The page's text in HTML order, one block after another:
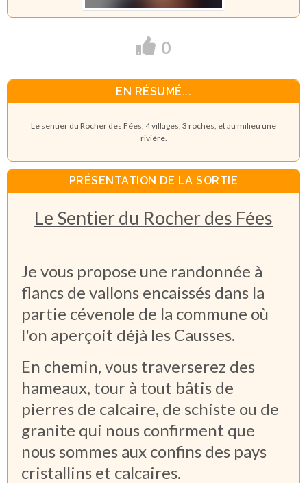
0
EN RÉSUMÉ...
Le sentier du Rocher des Fées, 4 villages, 3 roches, et au milieu une
rivière.
PRÉSENTATION DE LA SORTIE
Le Sentier du Rocher des Fées
Je vous propose une randonnée à
flancs de vallons encaissés dans la
partie cévenole de la commune où
l'on aperçoit déjà les Causses.
En chemin, vous traverserez des
hameaux, tour à tout bâtis de
pierres de calcaire, de schiste ou de
granite qui nous confirment que
nous sommes aux confins des pays
cristallins et calcaires.